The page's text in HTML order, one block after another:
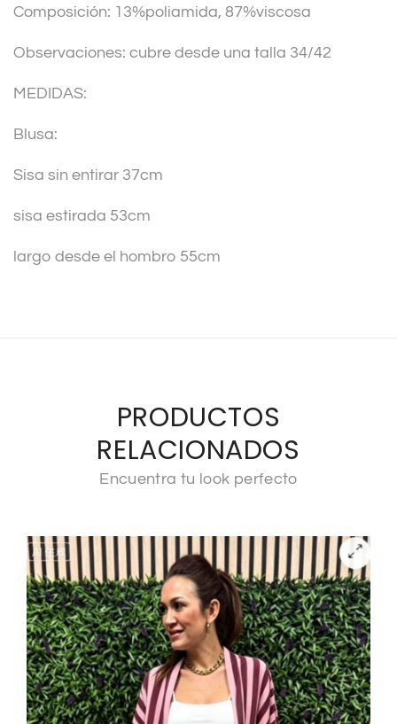
e
:
Composición: 13%poliamida, 87%viscosa
Observaciones: cubre desde una talla 34/42
MEDIDAS:
Blusa:
Sisa sin entirar 37cm
sisa estirada 53cm
largo desde el hombro 55cm
PRODUCTOS
RELACIONADOS
Encuentra tu look perfecto